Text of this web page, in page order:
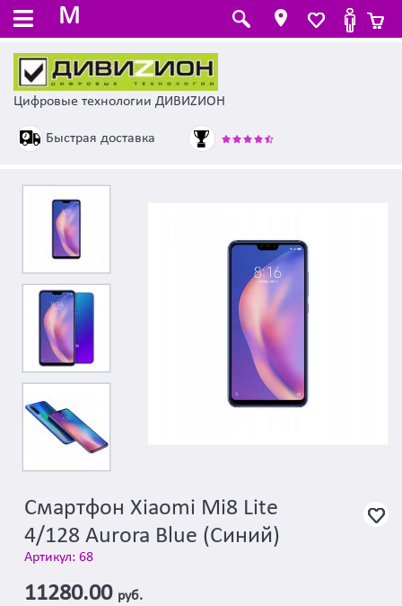
M
Цифровые технологии ДИВИZИОН
Быстрая доставка
Смартфон Xiaomi Mi8 Lite
4/128 Aurora Blue (Синий)
Артикул: 68
11280.00 руб.